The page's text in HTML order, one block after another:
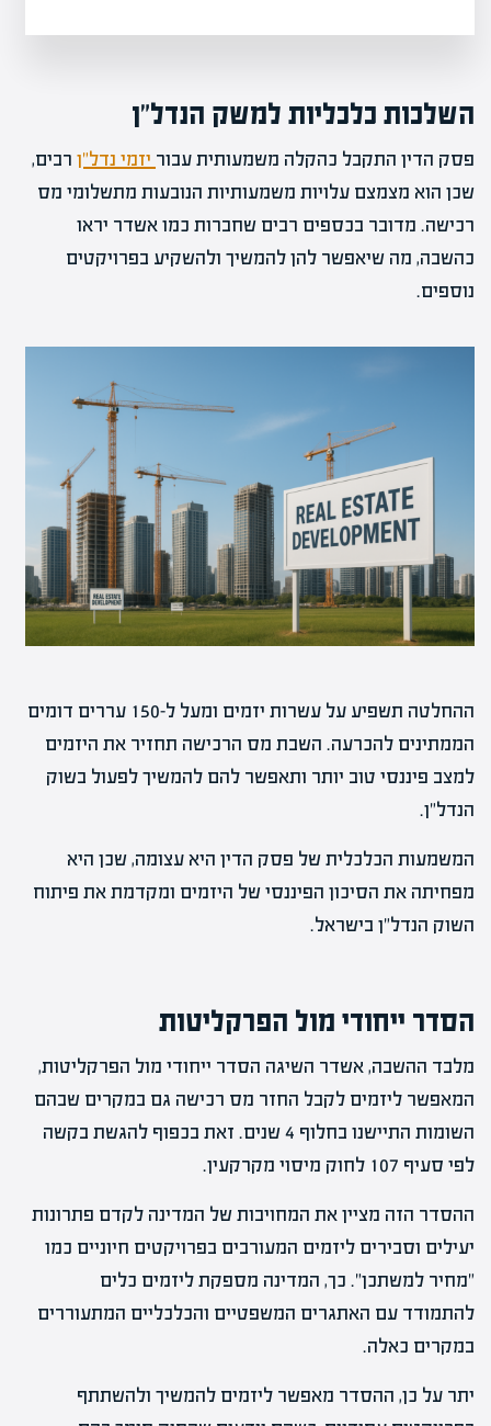
השלכות כלכליות למשק הנדל"ן
פסק הדין התקבל כהקלה משמעותית עבור יזמי נדל"ן רבים,
שכן הוא מצמצם עלויות משמעותיות הנובעות מתשלומי מס
רכישה. מדובר בכספים רבים שחברות כמו אשדר יראו
כהשבה, מה שיאפשר להן להמשיך ולהשקיע בפרויקטים
נוספים.
ההחלטה תשפיע על עשרות יזמים ומעל ל-150 עררים דומים
הממתינים להכרעה. השבת מס הרכישה תחזיר את היזמים
למצב פיננסי טוב יותר ותאפשר להם להמשיך לפעול בשוק
הנדל"ן.
המשמעות הכלכלית של פסק הדין היא עצומה, שכן היא
מפחיתה את הסיכון הפיננסי של היזמים ומקדמת את פיתוח
השוק הנדל"ן בישראל.
הסדר ייחודי מול הפרקליטות
מלבד ההשבה, אשדר השיגה הסדר ייחודי מול הפרקליטות,
המאפשר ליזמים לקבל החזר מס רכישה גם במקרים שבהם
השומות התיישנו בחלוף 4 שנים. זאת בכפוף להגשת בקשה
לפי סעיף 107 לחוק מיסוי מקרקעין.
ההסדר הזה מציין את המחויבות של המדינה לקדם פתרונות
יעילים וסבירים ליזמים המעורבים בפרויקטים חיוניים כמו
"מחיר למשתכן". כך, המדינה מספקת ליזמים כלים
להתמודד עם האתגרים המשפטיים והכלכליים המתעוררים
במקרים כאלה.
יתר על כן, ההסדר מאפשר ליזמים להמשיך ולהשתתף